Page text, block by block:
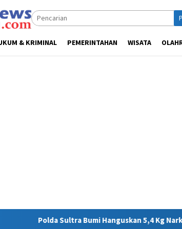
& KRIMINAL PEMERINTAHAN WISATA
Hanguskan 5,4 Kg Narkotika, Ribuan Nyawa